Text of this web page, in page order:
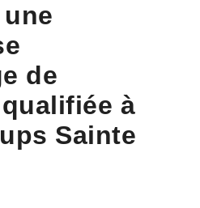
de
à
Sainte